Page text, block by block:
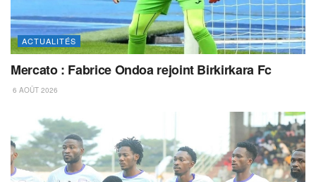
ACTUALITÉS
Mercato : Fabrice Ondoa rejoint Birkirkara Fc
6 AOÛT 2026